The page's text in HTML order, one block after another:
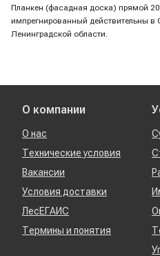
Планкен (фасадная доска) прямой
импрегнированный действительны в
Ленинградской области.
О компании
О нас
Технические условия
Вакансии
Условия доставки
ЛесЕГАИС
Термины и понятия